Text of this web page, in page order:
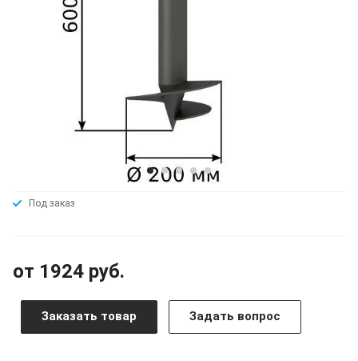
Под заказ
от 1924 руб.
Заказать товар Задать вопрос